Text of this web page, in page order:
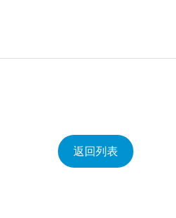
返回列表